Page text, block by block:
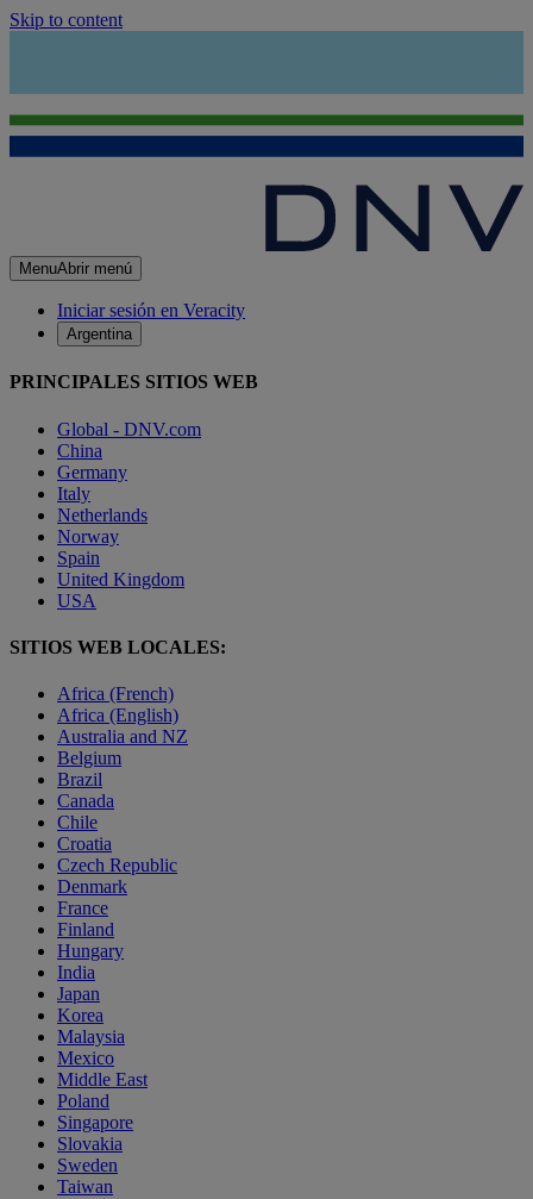
Skip to content
MenuAbrir menú
Iniciar sesión en Veracity
Argentina
PRINCIPALES SITIOS WEB
Global - DNV.com
China
Germany
Italy
Netherlands
Norway
Spain
United Kingdom
USA
SITIOS WEB LOCALES:
Africa (French)
Africa (English)
Australia and NZ
Belgium
Brazil
Canada
Chile
Croatia
Czech Republic
Denmark
France
Finland
Hungary
India
Japan
Korea
Malaysia
Mexico
Middle East
Poland
Singapore
Slovakia
Sweden
Taiwan